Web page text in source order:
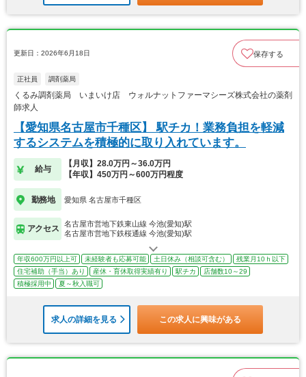
更新日：2026年6月18日 保存する
正社員 調剤薬局
くるみ調剤薬局 いまいけ店 ウォルナットファーマシーズ株式会社の薬剤
師求人
【愛知県名古屋市千種区】 駅チカ！業務負担を軽減
するシステムを積極的に取り入れています。
給与
【月収】28.0万円～36.0万円
【年収】450万円～600万円程度
勤務地 愛知県 名古屋市千種区
アクセス
名古屋市営地下鉄東山線 今池(愛知)駅
名古屋市営地下鉄桜通線 今池(愛知)駅
年収600万円以上可 未経験者も応募可能 土日休み（相談可含む）
残業月10ｈ以下
住宅補助（手当）あり
産休・育休取得実績有り 駅チカ
店舗数10～29
積極採用中
夏～秋入職可
求人の詳細を見る この求人に興味がある